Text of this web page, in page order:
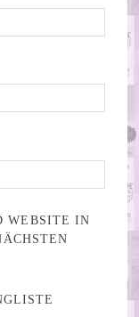
WEBSITE IN